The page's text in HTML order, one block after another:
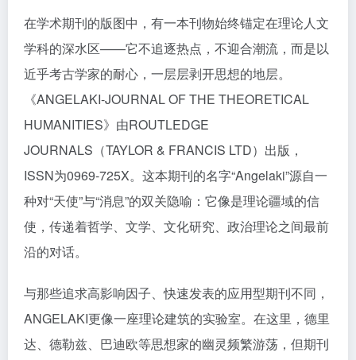
在学术期刊的版图中，有一本刊物始终锚定在理论人文
学科的深水区——它不追逐热点，不迎合潮流，而是以
近乎考古学家的耐心，一层层剥开思想的地层。
《ANGELAKI-JOURNAL OF THE THEORETICAL
HUMANITIES》由ROUTLEDGE
JOURNALS（TAYLOR & FRANCIS LTD）出版，
ISSN为0969-725X。这本期刊的名字“Angelaki”源自一
种对“天使”与“消息”的双关隐喻：它像是理论疆域的信
使，传递着哲学、文学、文化研究、政治理论之间最前
沿的对话。
与那些追求高影响因子、快速发表的应用型期刊不同，
ANGELAKI更像一座理论建筑的实验室。在这里，德里
达、德勒兹、巴迪欧等思想家的幽灵频繁游荡，但期刊